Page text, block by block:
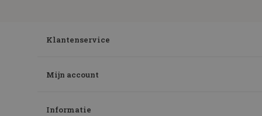
Klantenservice
Mijn account
Informatie